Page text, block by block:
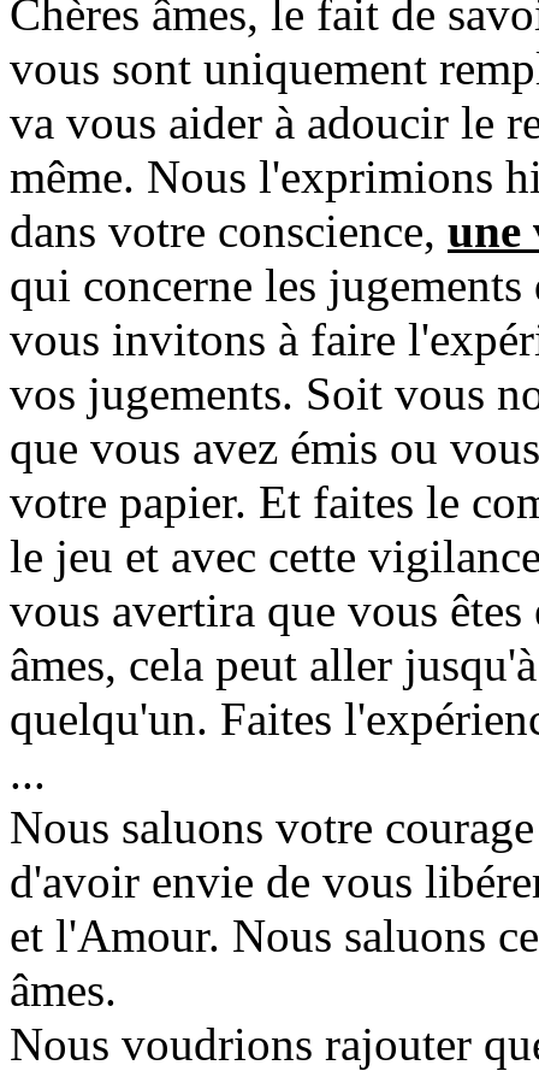
Chères âmes, le fait de
vous sont uniquement
va vous aider à adoucir le
même. Nous l'exprimions
dans votre conscience, une
qui concerne les
vous invitons à faire
vos jugements. Soit vous
que vous avez émis ou
votre papier. Et faites le
le jeu et avec cette
vous avertira que vous
âmes, cela peut aller
quelqu'un. Faites
...
Nous saluons votre
d'avoir envie de vous
et l'Amour. Nous saluons
âmes.
Nous voudrions rajouter